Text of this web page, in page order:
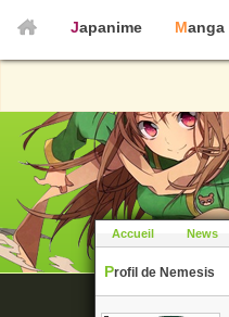
Japanime Manga
Accueil News
Profil de Nemesis